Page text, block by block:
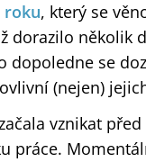
roku, který se
dorazilo několik
dopoledne se
(nejen)
vznikat
práce.